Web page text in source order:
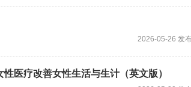
2026-05-26 发
医疗改善女性生活与生计（英文版）